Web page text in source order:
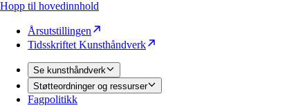
Hopp til hovedinnhold
Årsutstillingen
Tidsskriftet Kunsthåndverk
Se kunsthåndverk
Støtteordninger og ressurser
Fagpolitikk